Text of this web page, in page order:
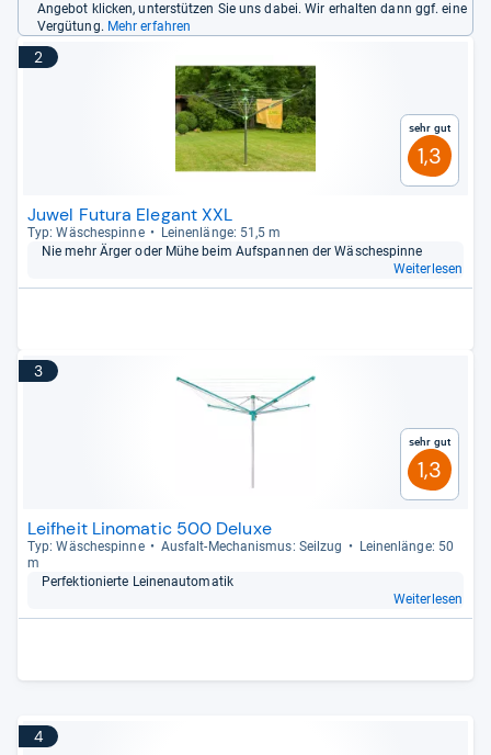
Angebot klicken, unterstützen Sie uns dabei. Wir erhalten dann ggf. eine
Vergütung. Mehr erfahren
2
Sehr gut
1,3
Juwel Futura Elegant XXL
Typ: Wäsche­spinne
Lei­nen­länge: 51,5 m
Nie mehr Ärger oder Mühe beim Auf­span­nen der Wäsche­spinne
Weiterlesen
3
Sehr gut
1,3
Leifheit Linomatic 500 Deluxe
Typ: Wäsche­spinne Aus­falt-​Mecha­nis­mus: Seil­zug
Lei­nen­länge: 50
m
Per­fek­tio­nierte Lei­nen­au­to­ma­tik
Weiterlesen
4